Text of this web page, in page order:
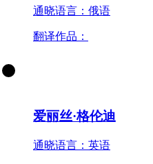
通晓语言：俄语
翻译作品：
爱丽丝·格伦迪
通晓语言：英语